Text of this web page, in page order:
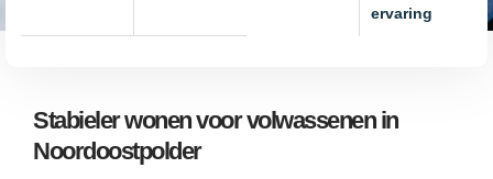
ervaring
Stabieler wonen voor volwassenen in
Noordoostpolder